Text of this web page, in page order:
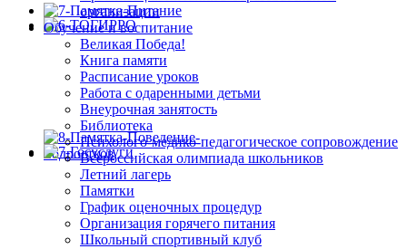
организации
Обучение и воспитание
Великая Победа!
Книга памяти
Расписание уроков
Работа с одаренными детьми
Внеурочная занятость
Библиотека
Психолого-медико-педагогическое сопровождение
Всероссийская олимпиада школьников
Летний лагерь
Памятки
График оценочных процедур
Организация горячего питания
Школьный спортивный клуб